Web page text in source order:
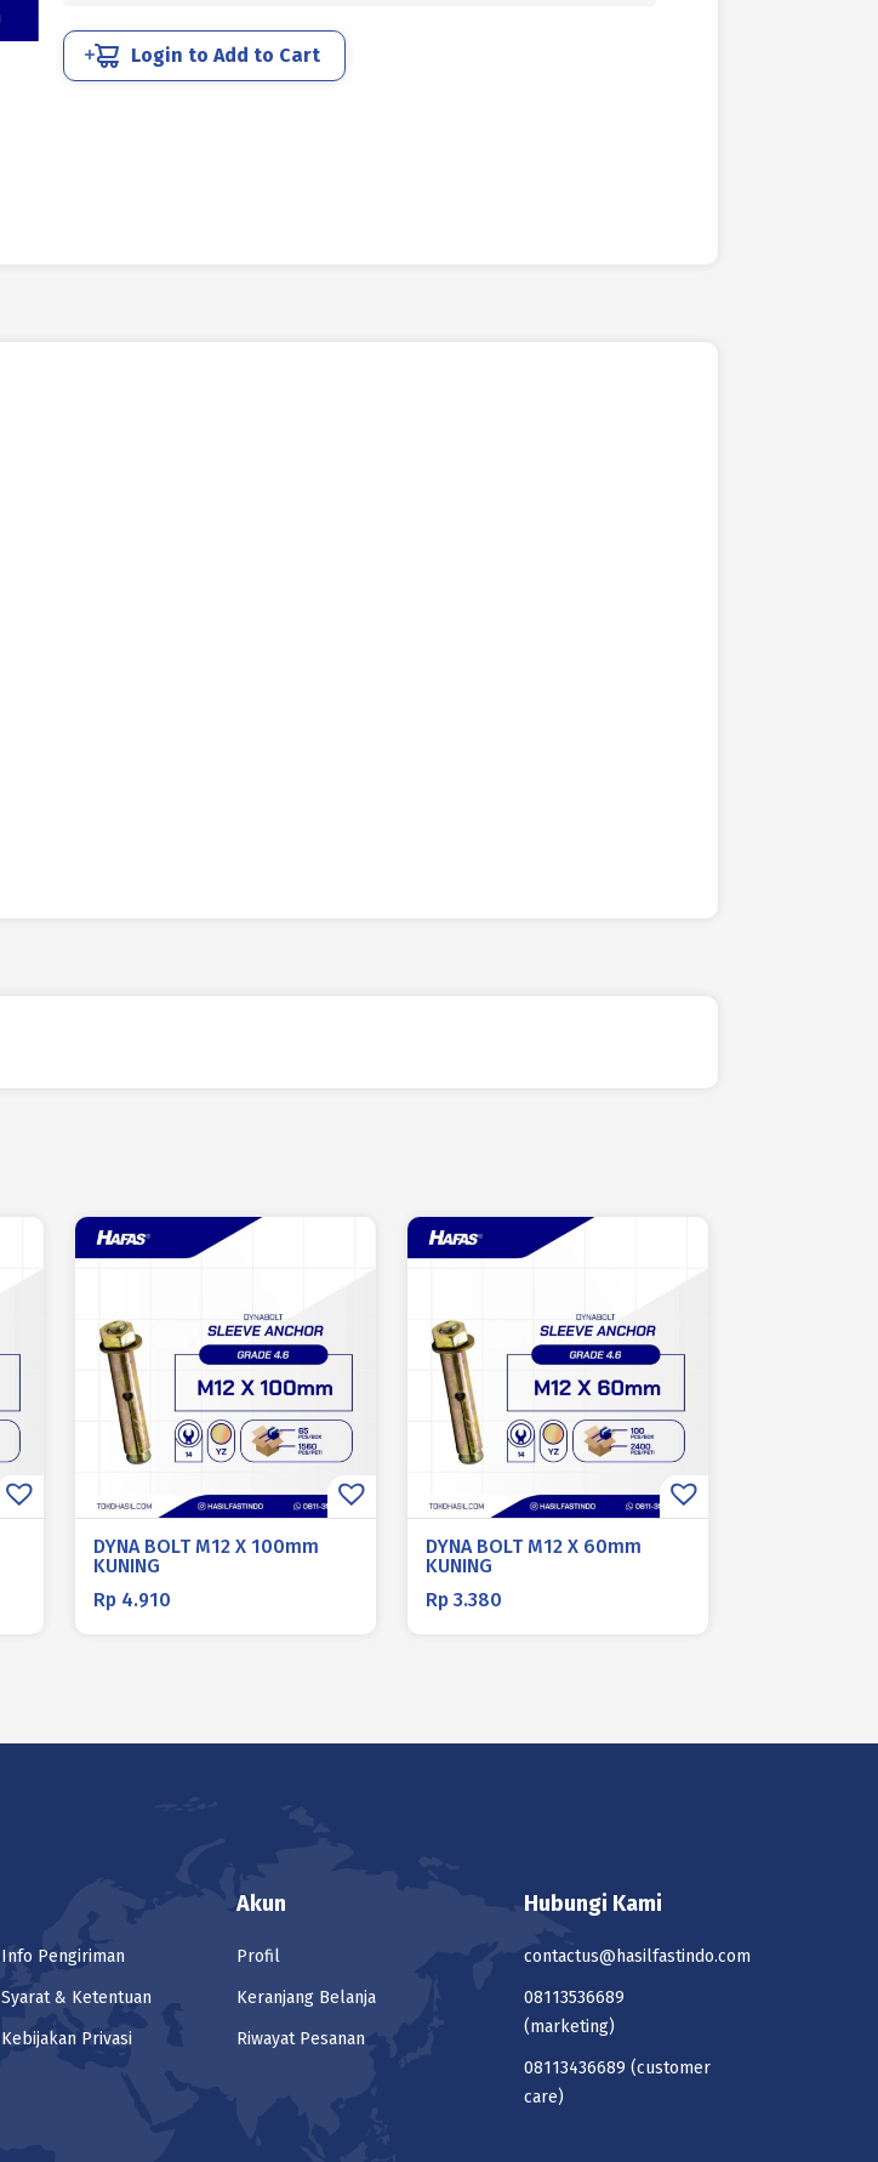
KUNINGLogin to Add to Cart
DYNA BOLT M12 X 100mm
KUNING
Rp 4.910
DYNA BOLT M12 X 60mm
KUNING
Rp 3.380
Info Pengiriman
Syarat & Ketentuan
Kebijakan Privasi
Akun
Profil
Keranjang Belanja
Riwayat Pesanan
Hubungi Kami
contactus@hasilfastindo.com
08113536689
(marketing)
08113436689 (customer
care)